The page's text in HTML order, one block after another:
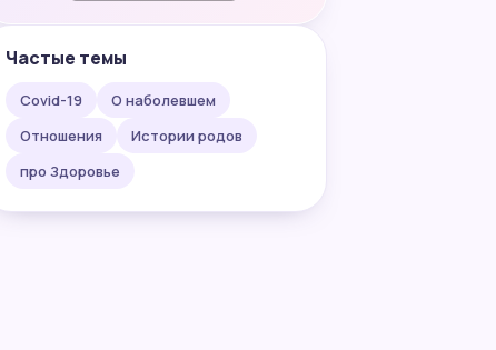
Частые темы
Covid-19
О наболевшем
Отношения
Истории родов
про Здоровье